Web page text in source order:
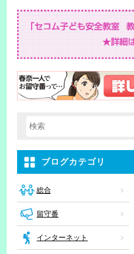
検索キーワード入力
ブログカテゴリ
総合
留守番
インターネット